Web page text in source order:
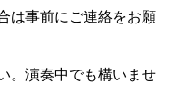
は事前にご連絡をお願
。演奏中でも構いませ